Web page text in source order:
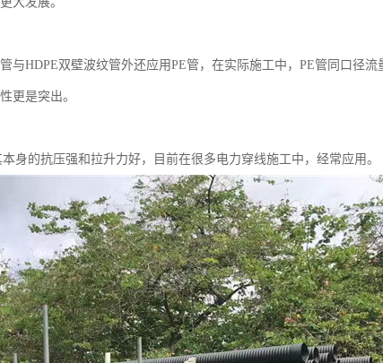
与HDPE双壁波纹管外还应用PE管，在实际施工中，PE管同口径流
更是突出。
身的抗压强和拉升力好，目前在很多电力穿线施工中，经常应用。